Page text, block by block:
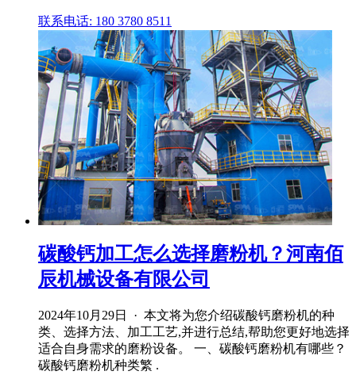
联系电话: 180 3780 8511
碳酸钙加工怎么选择磨粉机？河南佰
辰机械设备有限公司
2024年10月29日 · 本文将为您介绍碳酸钙磨粉机的种
类、选择方法、加工工艺,并进行总结,帮助您更好地选择
适合自身需求的磨粉设备。 一、碳酸钙磨粉机有哪些？
碳酸钙磨粉机种类繁 .